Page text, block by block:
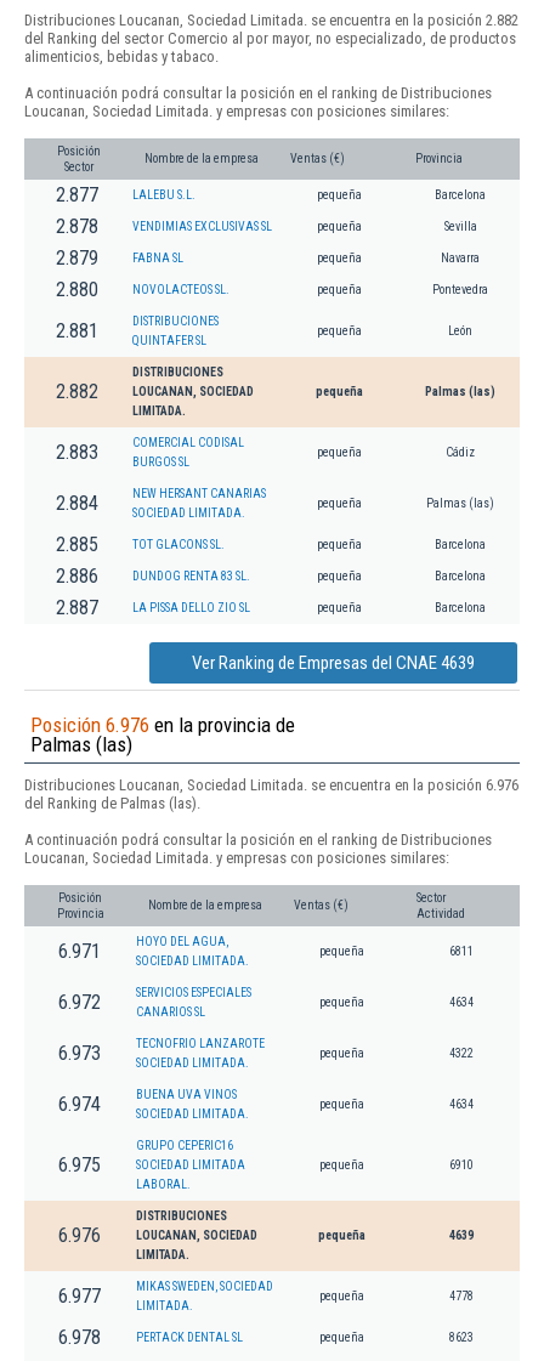
Distribuciones Loucanan, Sociedad Limitada. se encuentra en la posición 2.882
del Ranking del sector Comercio al por mayor, no especializado, de productos
alimenticios, bebidas y tabaco.
A continuación podrá consultar la posición en el ranking de Distribuciones
Loucanan, Sociedad Limitada. y empresas con posiciones similares:
Posición
Sector
Nombre de la empresa Ventas (€) Provincia
2.877 LALEBU S.L. pequeña Barcelona
2.878 VENDIMIAS EXCLUSIVAS SL pequeña Sevilla
2.879 FABNA SL pequeña Navarra
2.880 NOVOLACTEOS SL. pequeña Pontevedra
2.881
DISTRIBUCIONES
QUINTAFER SL
pequeña León
2.882
DISTRIBUCIONES
LOUCANAN, SOCIEDAD
LIMITADA.
pequeña Palmas (las)
2.883
COMERCIAL CODISAL
BURGOS SL
pequeña Cádiz
2.884
NEW HERSANT CANARIAS
SOCIEDAD LIMITADA.
pequeña Palmas (las)
2.885 TOT GLACONS SL. pequeña Barcelona
2.886 DUNDOG RENTA 83 SL. pequeña Barcelona
2.887 LA PISSA DELLO ZIO SL pequeña Barcelona
Ver Ranking de Empresas del CNAE 4639
Posición 6.976 en la provincia de
Palmas (las)
Distribuciones Loucanan, Sociedad Limitada. se encuentra en la posición 6.976
del Ranking de Palmas (las).
A continuación podrá consultar la posición en el ranking de Distribuciones
Loucanan, Sociedad Limitada. y empresas con posiciones similares:
Posición
Provincia
Nombre de la empresa Ventas (€)
Sector
Actividad
6.971
HOYO DEL AGUA,
SOCIEDAD LIMITADA.
pequeña 6811
6.972
SERVICIOS ESPECIALES
CANARIOS SL
pequeña 4634
6.973
TECNOFRIO LANZAROTE
SOCIEDAD LIMITADA.
pequeña 4322
6.974
BUENA UVA VINOS
SOCIEDAD LIMITADA.
pequeña 4634
6.975
GRUPO CEPERIC16
SOCIEDAD LIMITADA
LABORAL.
pequeña 6910
6.976
DISTRIBUCIONES
LOUCANAN, SOCIEDAD
LIMITADA.
pequeña 4639
6.977
MIKAS SWEDEN, SOCIEDAD
LIMITADA.
pequeña 4778
6.978 PERTACK DENTAL SL pequeña 8623